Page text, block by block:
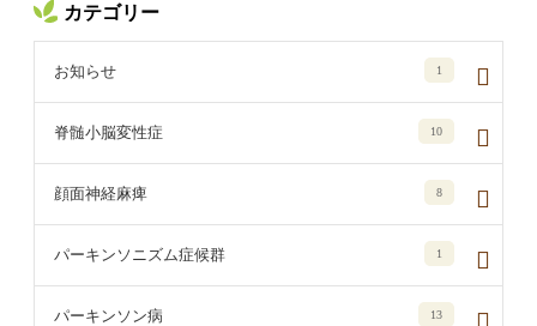
カテゴリー
お知らせ 1
脊髄小脳変性症 10
顔面神経麻痺 8
パーキンソニズム症候群 1
パーキンソン病 13